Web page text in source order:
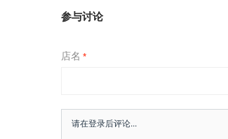
参与讨论
店名 *